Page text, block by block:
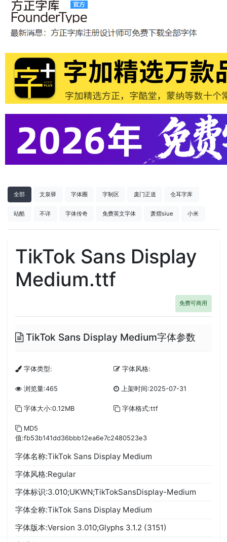
全部 文泉驿 字体圈 字制区 庞门正道 仓耳字库
站酷 不详 字体传奇 免费英文字体 萧熠siue 小米
TikTok Sans Display
Medium.ttf
免费可商用
TikTok Sans Display Medium字体参数
字体类型: 字体风格:
浏览量:465 上架时间:2025-07-31
字体大小:0.12MB 字体格式:ttf
MD5
值:fb53b141dd36bbb12ea6e7c2480523e3
字体名称:TikTok Sans Display Medium
字体风格:Regular
字体标识:3.010;UKWN;TikTokSansDisplay-Medium
字体全称:TikTok Sans Display Medium
字体版本:Version 3.010;Glyphs 3.1.2 (3151)